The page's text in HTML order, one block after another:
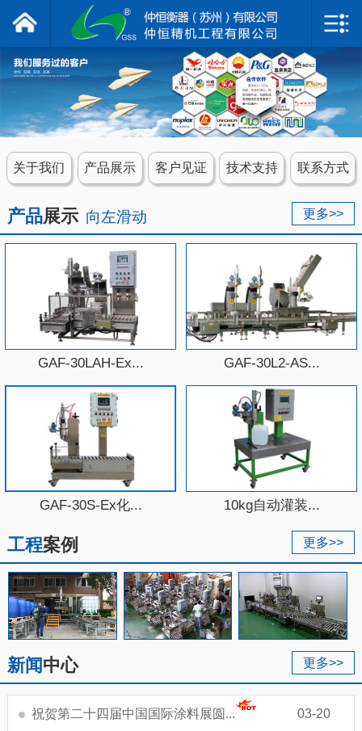
仲恒衡器
网站首页
关于我们
客户见证
关于我们 产品展示 客户见证 技术支持 联系方式
更多>>
产品展示 向左滑动
GAF-30LAH-Ex... GAF-30L2-AS...
GAF-30S-Ex化... 10kg自动灌装...
更多>>
工程案例
更多>>
新闻中心
03-20
祝贺第二十四届中国国际涂料展圆...